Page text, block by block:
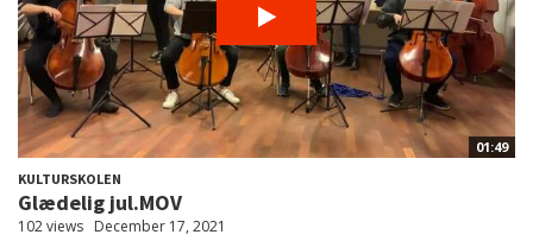
01:49
KULTURSKOLEN
Glædelig jul.MOV
102 views December 17, 2021